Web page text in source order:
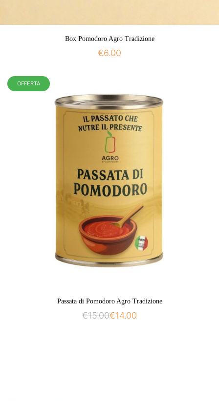
Box Pomodoro Agro Tradizione
€6.00
OFFERTA
Passata di Pomodoro Agro Tradizione
€15.00€14.00